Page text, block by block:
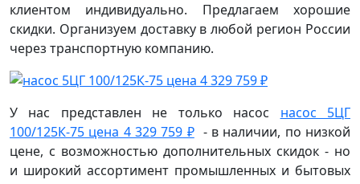
клиентом индивидуально. Предлагаем хорошие
скидки. Организуем доставку в любой регион России
через транспортную компанию.
У нас представлен не только насос насос 5ЦГ
100/125К-75 цена 4 329 759 ₽- в наличии, по низкой
цене, с возможностью дополнительных скидок - но
и широкий ассортимент промышленных и бытовых